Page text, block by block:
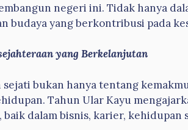
negeri ini. Tidak hanya
budaya yang berkontribusi pada
yang Berkelanjutan
sejati bukan hanya tentang
Tahun Ular Kayu
dalam bisnis, karier, kehidupan